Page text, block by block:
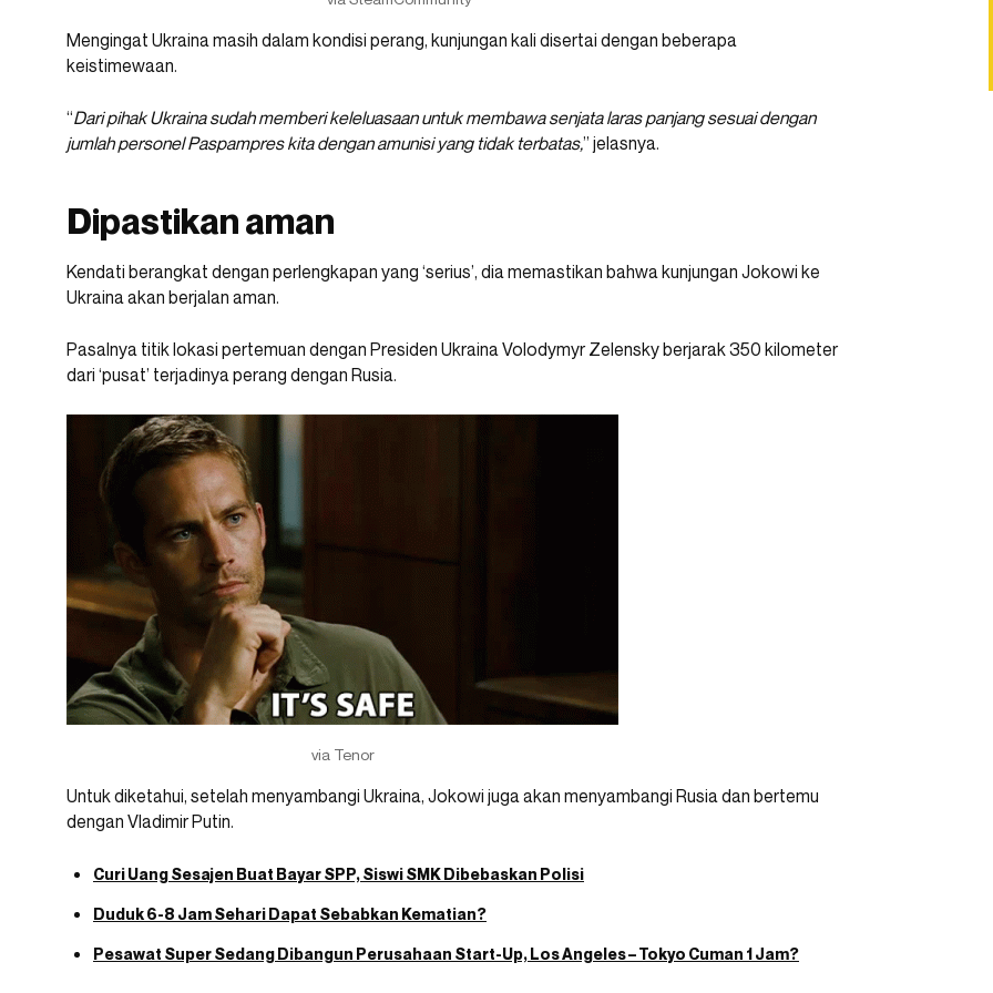
Mengingat Ukraina masih dalam kondisi perang, kunjungan kali disertai dengan beberapa
keistimewaan.
“Dari pihak Ukraina sudah memberi keleluasaan untuk membawa senjata laras panjang sesuai dengan
jumlah personel Paspampres kita dengan amunisi yang tidak terbatas,” jelasnya.
Dipastikan aman
Kendati berangkat dengan perlengkapan yang ‘serius’, dia memastikan bahwa kunjungan Jokowi ke
Ukraina akan berjalan aman.
Pasalnya titik lokasi pertemuan dengan Presiden Ukraina Volodymyr Zelensky berjarak 350 kilometer
dari ‘pusat’ terjadinya perang dengan Rusia.
via Tenor
Untuk diketahui, setelah menyambangi Ukraina, Jokowi juga akan menyambangi Rusia dan bertemu
dengan Vladimir Putin.
Curi Uang Sesajen Buat Bayar SPP, Siswi SMK Dibebaskan Polisi
Duduk 6-8 Jam Sehari Dapat Sebabkan Kematian?
Pesawat Super Sedang Dibangun Perusahaan Start-Up, Los Angeles – Tokyo Cuman 1 Jam?